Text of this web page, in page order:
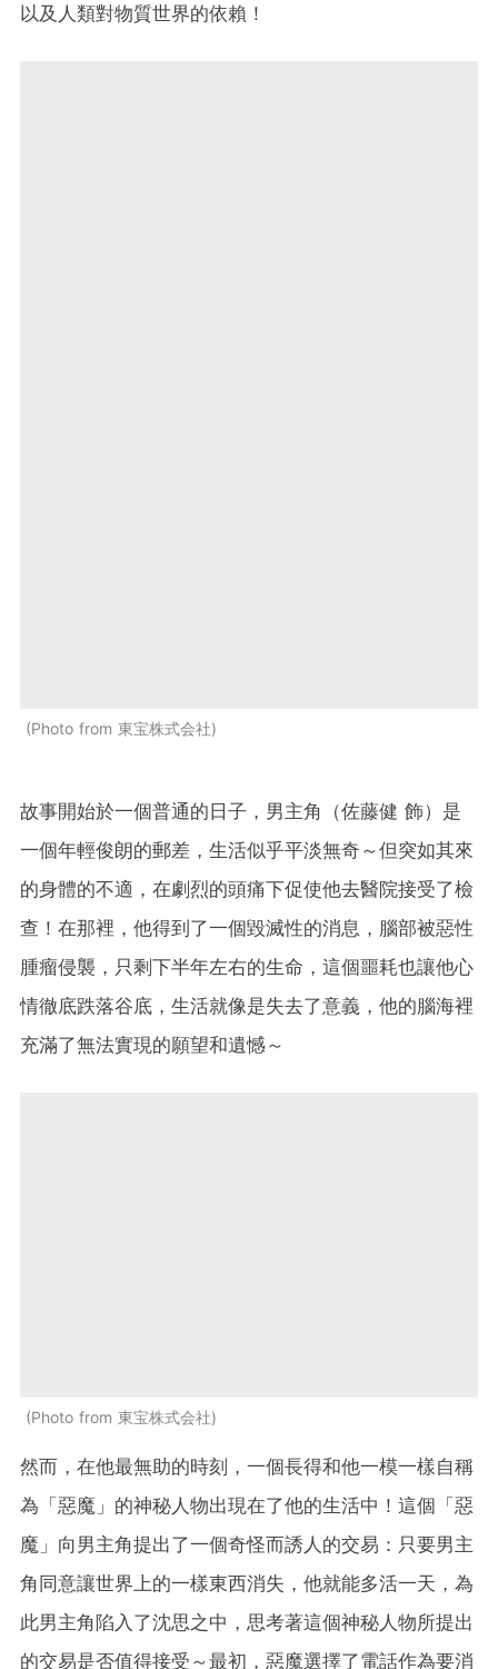
以及人類對物質世界的依賴！
Photo from 東宝株式会社
故事開始於一個普通的日子，男主角（佐藤健 飾）是
一個年輕俊朗的郵差，生活似乎平淡無奇～但突如其來
的身體的不適，在劇烈的頭痛下促使他去醫院接受了檢
查！在那裡，他得到了一個毀滅性的消息，腦部被惡性
腫瘤侵襲，只剩下半年左右的生命，這個噩耗也讓他心
情徹底跌落谷底，生活就像是失去了意義，他的腦海裡
充滿了無法實現的願望和遺憾～
Photo from 東宝株式会社
然而，在他最無助的時刻，一個長得和他一模一樣自稱
為「惡魔」的神秘人物出現在了他的生活中！這個「惡
魔」向男主角提出了一個奇怪而誘人的交易：只要男主
角同意讓世界上的一樣東西消失，他就能多活一天，為
此男主角陷入了沈思之中，思考著這個神秘人物所提出
的交易是否值得接受～最初，惡魔選擇了電話作為要消